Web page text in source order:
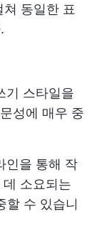
동일한 표
기 스타일을
성에 매우 중
인을 통해 작
소요되는
할 수 있습니